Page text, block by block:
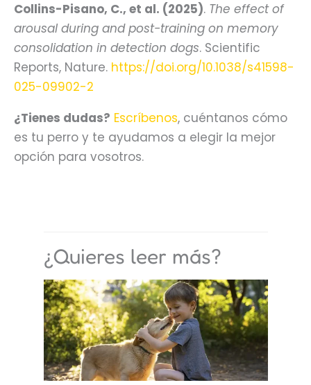
Collins-Pisano, C., et al. (2025). The effect of
arousal during and post-training on memory
consolidation in detection dogs. Scientific
Reports, Nature. https://doi.org/10.1038/s41598-
025-09902-2
¿Tienes dudas? Escríbenos, cuéntanos cómo
es tu perro y te ayudamos a elegir la mejor
opción para vosotros.
¿Quieres leer más?